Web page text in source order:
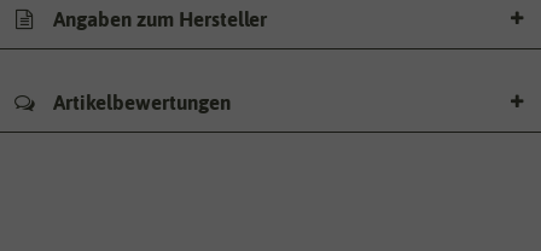
Angaben zum Hersteller
Artikelbewertungen